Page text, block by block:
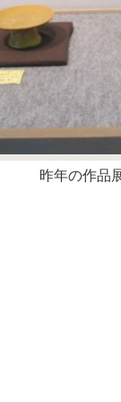
昨年の作品